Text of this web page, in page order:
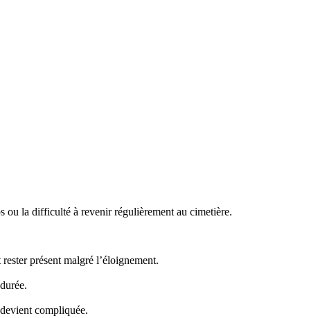
ou la difficulté à revenir régulièrement au cimetière.
présent malgré l’éloignement.
compliquée.